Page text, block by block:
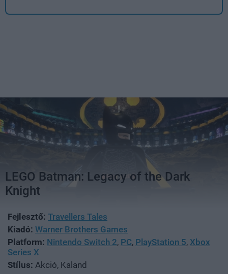
LEGO Batman: Legacy of the Dark
Knight
Fejlesztő: Travellers Tales
Kiadó: Warner Brothers Games
Platform: Nintendo Switch 2, PC, PlayStation 5, Xbox
Series X
Stílus: Akció, Kaland